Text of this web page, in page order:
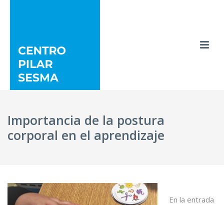
Importancia de la postura
corporal en el aprendizaje
En la entrada